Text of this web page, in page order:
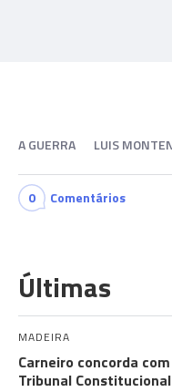
A GUERRA LUIS
0 Comentários
Últimas
MADEIRA
Carneiro concorda
Tribunal Constitucional